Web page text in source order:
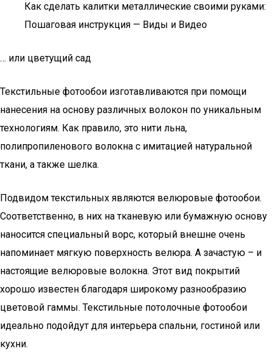
Как сделать калитки металлические своими руками:
Пошаговая инструкция — Виды и Видео
… или цветущий сад
Текстильные фотообои изготавливаются при помощи
нанесения на основу различных волокон по уникальным
технологиям. Как правило, это нити льна,
полипропиленового волокна с имитацией натуральной
ткани, а также шелка.
Подвидом текстильных являются велюровые фотообои.
Соответственно, в них на тканевую или бумажную основу
наносится специальный ворс, который внешне очень
напоминает мягкую поверхность велюра. А зачастую – и
настоящие велюровые волокна. Этот вид покрытий
хорошо известен благодаря широкому разнообразию
цветовой гаммы. Текстильные потолочные фотообои
идеально подойдут для интерьера спальни, гостиной или
кухни.